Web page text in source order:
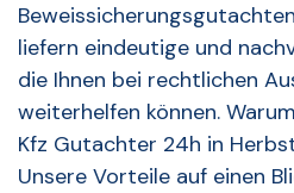
liefern eindeutige und
die Ihnen bei rechtlichen
weiterhelfen können.
Kfz Gutachter 24h in
Unsere Vorteile auf einen